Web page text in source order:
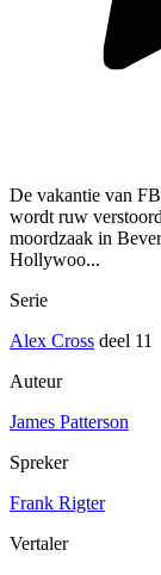
De vakantie van
wordt ruw
moordzaak in
Hollywoo...
Serie
Alex Cross deel 11
Auteur
James Patterson
Spreker
Frank Rigter
Vertaler